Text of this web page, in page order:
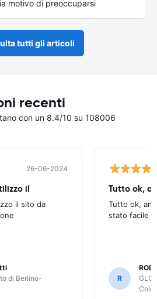
motivo di preoccuparsi
tutti gli articoli
recenti
con un 8.4/10 su 108006
26-06-2024
il
il sito da
di Berlino-
Tutto ok,
Tutto ok,
stato facile
R